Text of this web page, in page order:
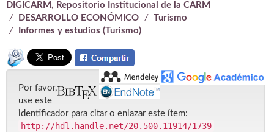
DIGICARM, Repositorio Institucional de la CARM
DESARROLLO ECONÓMICO
Turismo
Informes y estudios (Turismo)
Por favor,
use este
identificador para citar o enlazar este ítem:
http://hdl.handle.net/20.500.11914/1739